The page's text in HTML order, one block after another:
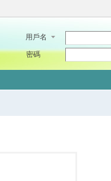
用戶名
密碼